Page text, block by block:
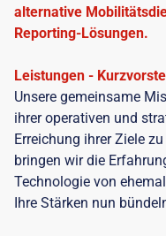
alternative
Reporting-Lösungen.
Leistungen -
Unsere gemeinsame
ihrer operativen und
Erreichung ihrer Ziele
bringen wir die
Technologie von
Ihre Stärken nun